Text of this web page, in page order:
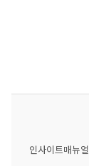
인사이트매뉴얼